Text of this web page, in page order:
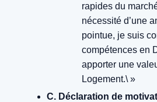
rapides du
nécessité d’une
pointue, je suis
compétences en
apporter une
Logement.\ »
C. Déclaration de